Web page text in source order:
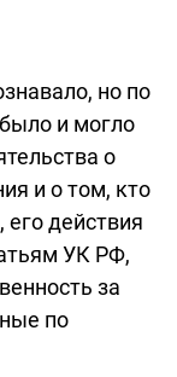
но по
и могло
о
и о том, кто
действия
УК РФ,
за
по